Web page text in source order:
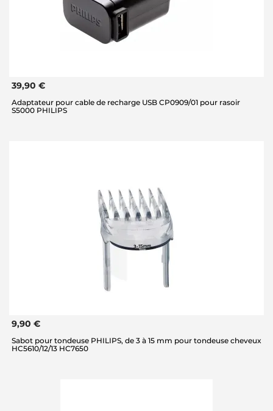
39,90 €
Adaptateur pour cable de recharge USB CP0909/01 pour rasoir
S5000 PHILIPS
9,90 €
Sabot pour tondeuse PHILIPS, de 3 à 15 mm pour tondeuse cheveux
HC5610/12/13 HC7650